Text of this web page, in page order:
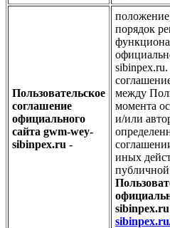
Пользовательское
соглашение
официального
сайта gwm-wey-
sibinpex.ru -
порядок
sibinpex.ru.
между
момента
и/или
иных